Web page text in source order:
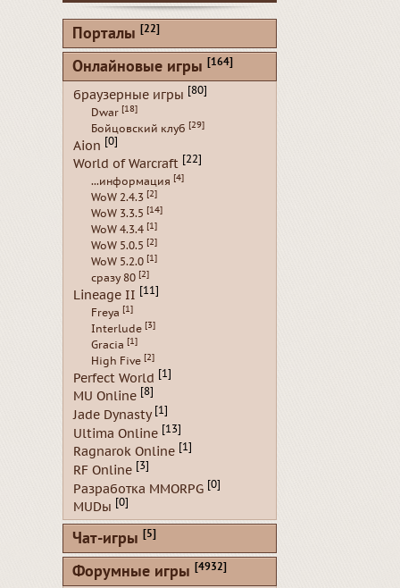
Порталы [22]
Онлайновые игры [164]
браузерные игры [80]
Dwar [18]
Бойцовский клуб [29]
Aion [0]
World of Warcraft [22]
...информация [4]
WoW 2.4.3 [2]
WoW 3.3.5 [14]
WoW 4.3.4 [1]
WoW 5.0.5 [2]
WoW 5.2.0 [1]
сразу 80 [2]
Lineage II [11]
Freya [1]
Interlude [3]
Gracia [1]
High Five [2]
Perfect World [1]
MU Online [8]
Jade Dynasty [1]
Ultima Online [13]
Ragnarok Online [1]
RF Online [3]
Разработка MMORPG [0]
MUDы [0]
Чат-игры [5]
Форумные игры [4932]